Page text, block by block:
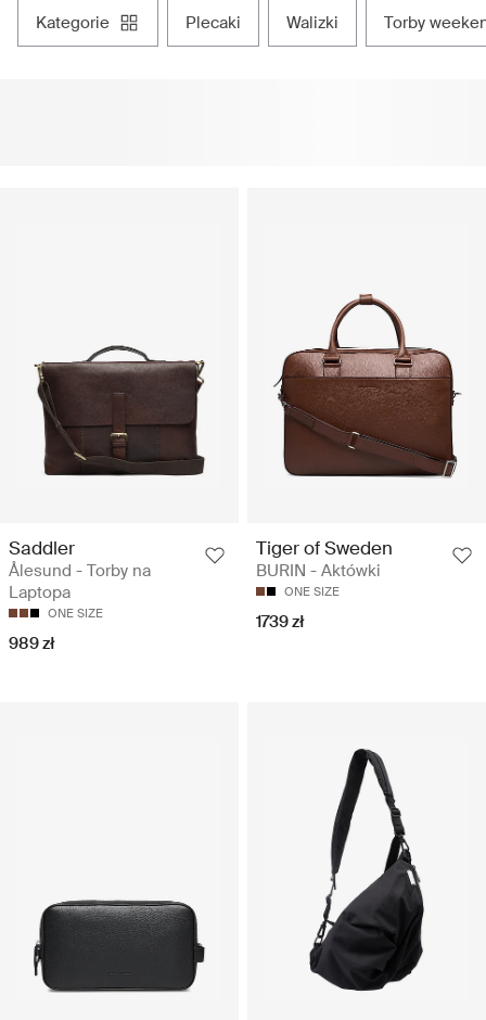
kategorie plecaki walizki torby
Saddler
Ålesund - Torby na
Laptopa
ONE SIZE
989 zł
Tiger of Sweden
BURIN - Aktówki
ONE SIZE
1739 zł